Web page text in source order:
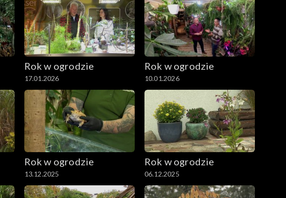
Rok w ogrodzie
17.01.2026
Rok w ogrodzie
10.01.2026
Rok w ogrodzie
13.12.2025
Rok w ogrodzie
06.12.2025